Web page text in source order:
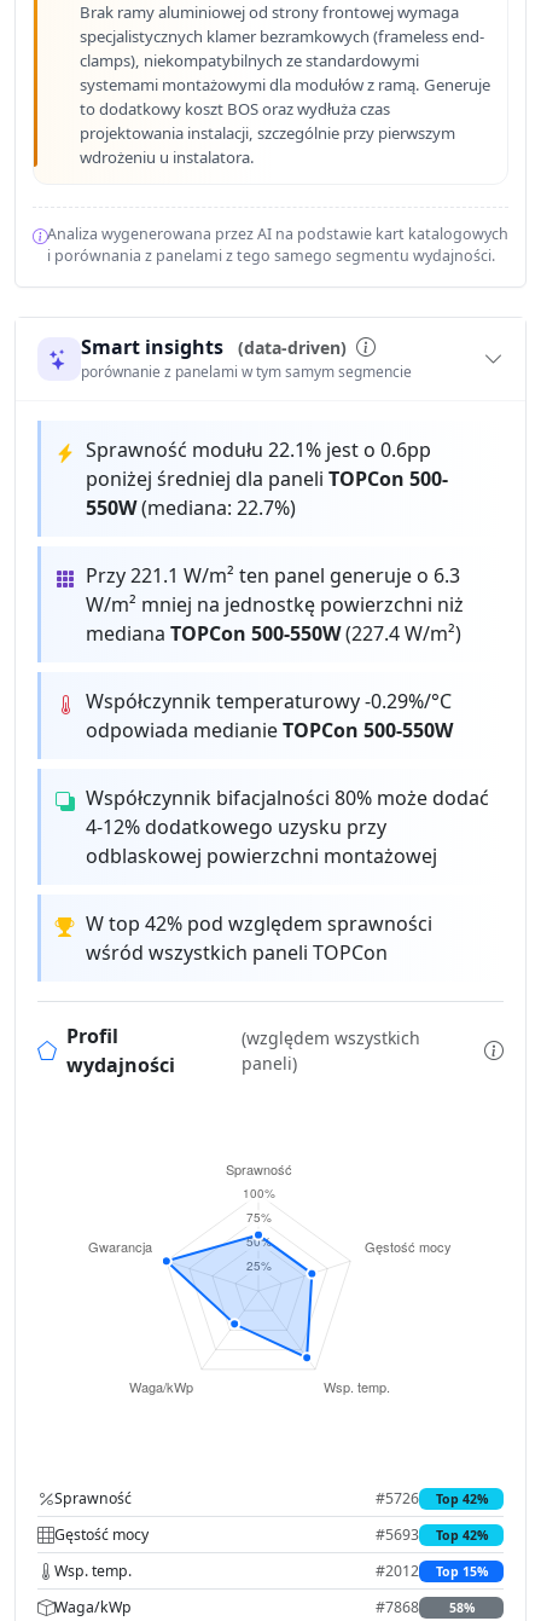
Brak ramy aluminiowej od strony frontowej wymaga
specjalistycznych klamer bezramkowych (frameless end-
clamps), niekompatybilnych ze standardowymi
systemami montażowymi dla modułów z ramą. Generuje
to dodatkowy koszt BOS oraz wydłuża czas
projektowania instalacji, szczególnie przy pierwszym
wdrożeniu u instalatora.
Analiza wygenerowana przez AI na podstawie kart katalogowych
i porównania z panelami z tego samego segmentu wydajności.
Smart insights (data-driven)
porównanie z panelami w tym samym segmencie
Sprawność modułu 22.1% jest o 0.6pp
poniżej średniej dla paneliTOPCon 500-
550W(mediana: 22.7%)
Przy 221.1 W/m² ten panel generuje o 6.3
W/m² mniej na jednostkę powierzchni niż
medianaTOPCon 500-550W(227.4 W/m²)
Współczynnik temperaturowy -0.29%/°C
odpowiada medianieTOPCon 500-550W
Współczynnik bifacjalności 80% może dodać
4-12% dodatkowego uzysku przy
odblaskowej powierzchni montażowej
W top 42% pod względem sprawności
wśród wszystkich paneli TOPCon
Profil
wydajności
(względem wszystkich
paneli)
Sprawność #5726 Top 42%
Gęstość mocy #5693 Top 42%
Wsp. temp. #2012 Top 15%
Waga/kWp #7868 58%